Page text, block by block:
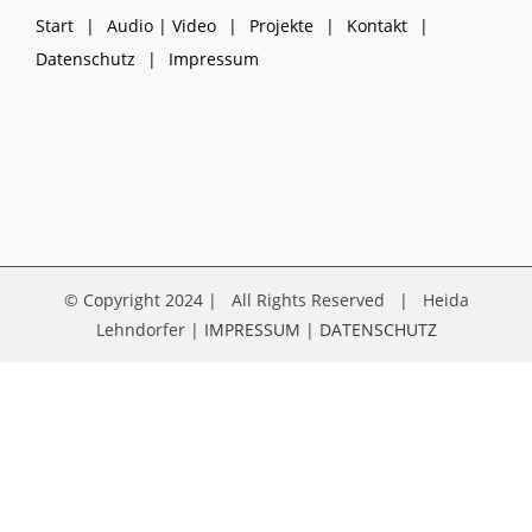
Start Audio | Video Projekte
Kontakt
Datenschutz
Impressum
© Copyright 2024 | All Rights Reserved | Heida
Lehndorfer | IMPRESSUM | DATENSCHUTZ